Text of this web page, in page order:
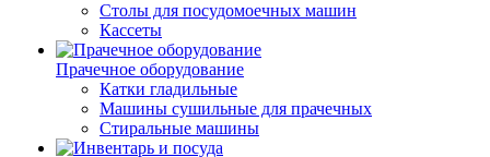
Столы для посудомоечных машин
Кассеты
Прачечное оборудование
Катки гладильные
Машины сушильные для прачечных
Стиральные машины